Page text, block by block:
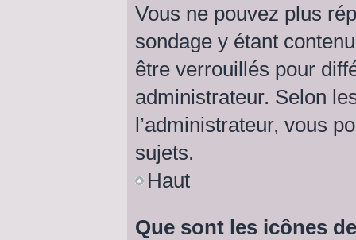
Vous ne pouvez plus
sondage y étant
être verrouillés pour
administrateur. Selon
l’administrateur, vous
sujets.
Haut
Que sont les icônes